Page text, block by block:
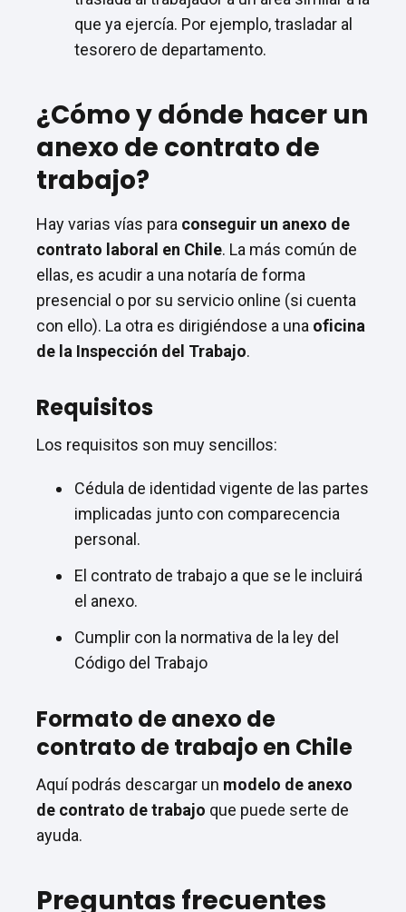
que ya ejercía. Por ejemplo, trasladar al
tesorero de departamento.
¿Cómo y dónde hacer un
anexo de contrato de
trabajo?
Hay varias vías para conseguir un anexo de
contrato laboral en Chile. La más común de
ellas, es acudir a una notaría de forma
presencial o por su servicio online (si cuenta
con ello). La otra es dirigiéndose a una oficina
de la Inspección del Trabajo.
Requisitos
Los requisitos son muy sencillos:
Cédula de identidad vigente de las partes
implicadas junto con comparecencia
personal.
El contrato de trabajo a que se le incluirá
el anexo.
Cumplir con la normativa de la ley del
Código del Trabajo
Formato de anexo de
contrato de trabajo en Chile
Aquí podrás descargar un modelo de anexo
de contrato de trabajo que puede serte de
ayuda.
Preguntas frecuentes